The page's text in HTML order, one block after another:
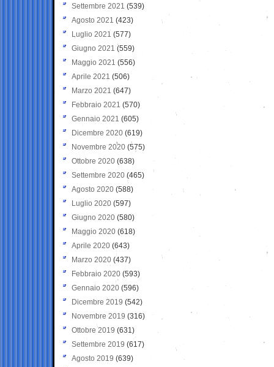
Settembre 2021 (539)
Agosto 2021 (423)
Luglio 2021 (577)
Giugno 2021(559)
Maggio 2021 (556)
Aprile 2021 (506)
Marzo 2021 (647)
Febbraio 2021 (570)
Gennaio 2021 (605)
Dicembre 2020 (619)
Novembre 2020 (575)
Ottobre 2020 (638)
Settembre 2020(465)
Agosto 2020 (588)
Luglio 2020 (597)
Giugno 2020 (580)
Maggio 2020 (618)
Aprile 2020 (643)
Marzo 2020 (437)
Febbraio 2020 (593)
Gennaio 2020 (596)
Dicembre 2019 (542)
Novembre 2019 (316)
Ottobre 2019 (631)
Settembre 2019 (617)
Agosto 2019 (639)